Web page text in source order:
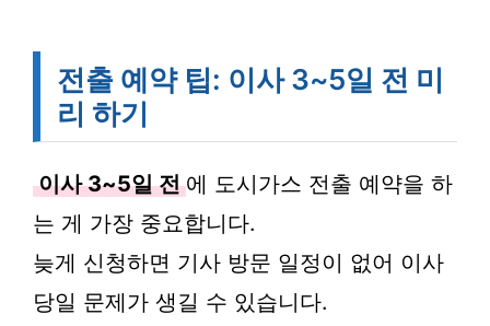
전출 예약 팁: 이사 3~5일 전 미
리 하기
이사 3~5일 전 에 도시가스 전출 예약을 하
는 게 가장 중요합니다.
늦게 신청하면 기사 방문 일정이 없어 이사
당일 문제가 생길 수 있습니다.